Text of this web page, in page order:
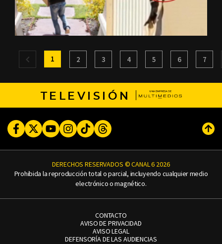
1 2 3 4 5 6 7
TELEVISIÓN
FacebookTwitterYoutubeInstagram
TikTokThreads
DERECHOS RESERVADOS © CANAL 6 2026
Prohibida la reproducción total o parcial, incluyendo cualquier medio
electrónico o magnético.
CONTACTO
AVISO DE PRIVACIDAD
AVISO LEGAL
DEFENSORÍA DE LAS AUDIENCIAS